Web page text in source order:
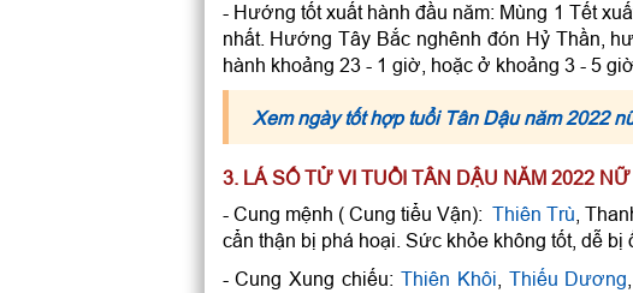
- Hướng tốt xuất hành đầu năm: Mùng 1 Tết
nhất. Hướng Tây Bắc nghênh đón Hỷ Thần,
hành khoảng 23 - 1 giờ, hoặc ở khoảng 3 - 5
Xem ngày tốt hợp tuổi Tân Dậu năm 2022
3. LÁ SỐ TỬ VI TUỔI TÂN DẬU NĂM 2022
- Cung mệnh ( Cung tiểu Vận): Thiên Trù ,
cẩn thận bị phá hoại. Sức khỏe không tốt, dễ bị
- Cung Xung chiếu: Thiên Khôi Thiếu Dương